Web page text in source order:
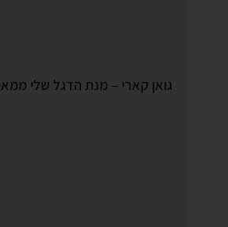
גואן קארי – מנת הדגל שלי